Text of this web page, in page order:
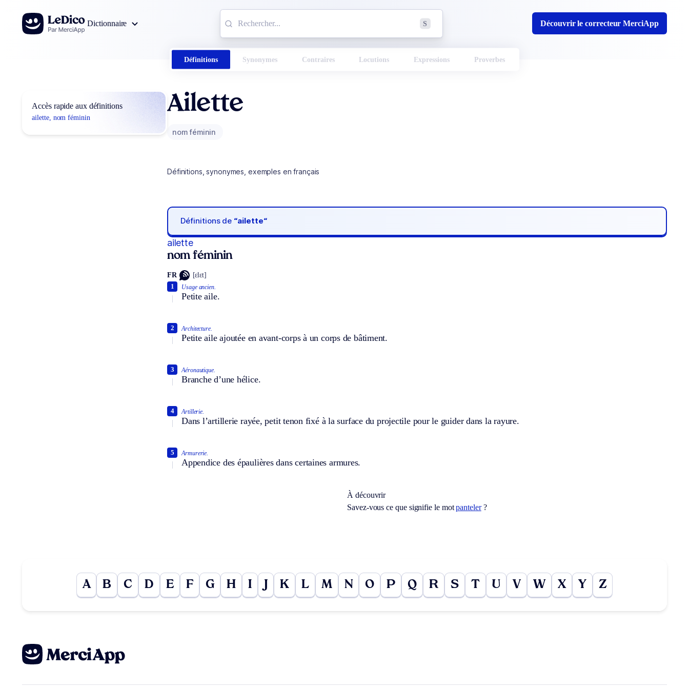
Aller au contenu
Dictionnaire
S Découvrir le correcteur MerciApp
Définitions Synonymes Contraires Locutions Expressions Proverbes
Accès rapide aux définitions
ailette, nom féminin
Ailette
nom féminin
Définitions, synonymes, exemples en français
Définitions de “ailette“
ailette
nom féminin
FR [ɛlɛt]
Usage ancien.
Petite aile.
1
Architecture.
Petite aile ajoutée en avant-corps à un corps de bâtiment.
2
Aéronautique.
Branche d’une hélice.
3
Artillerie.
Dans l’artillerie rayée, petit tenon fixé à la surface du projectile pour le guider dans la rayure.
4
Armurerie.
Appendice des épaulières dans certaines armures.
5
À découvrir
Savez-vous ce que signifie le motpanteler?
A B C D E F G H I K L M N O P Q R S T U V W X Y Z